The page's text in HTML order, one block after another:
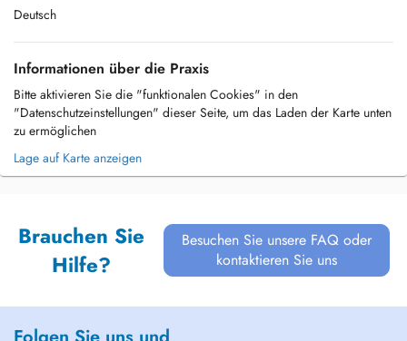
Deutsch
Informationen über die Praxis
Bitte aktivieren Sie die "funktionalen Cookies" in den
"Datenschutzeinstellungen" dieser Seite, um das Laden der Karte unten
zu ermöglichen
Lage auf Karte anzeigen
Brauchen Sie
Hilfe?
Besuchen Sie unsere FAQ oder
kontaktieren Sie uns